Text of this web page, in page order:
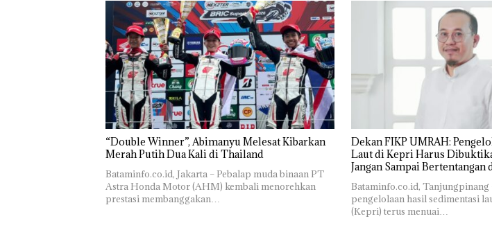
“Double Winner”, Abimanyu Melesat Kibarkan
Merah Putih Dua Kali di Thailand
Bataminfo.co.id, Jakarta – Pebalap muda binaan PT
Astra Honda Motor (AHM) kembali menorehkan
prestasi membanggakan…
Dekan FIKP UMRAH:
Laut di Kepri Harus
Jangan Sampai Bertentangan
Bataminfo.co.id, Tanjungpinang
pengelolaan hasil sedimentasi
(Kepri) terus menuai…